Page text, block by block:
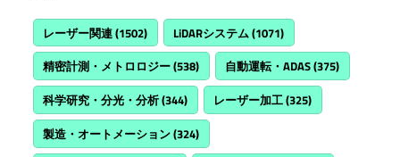
レーザー関連(1502) LiDARシステム(1071)
精密計測・メトロロジー(538) 自動運転・ADAS(375)
科学研究・分光・分析(344) レーザー加工(325)
製造・オートメーション(324)